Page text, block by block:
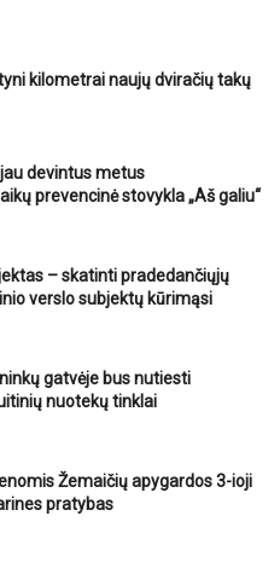
kilometrai naujų dviračių takų
devintus metus
prevencinė stovykla „Aš galiu“
– skatinti pradedančiųjų
verslo subjektų kūrimąsi
gatvėje bus nutiesti
nuotekų tinklai
Žemaičių apygardos 3-ioji
pratybas